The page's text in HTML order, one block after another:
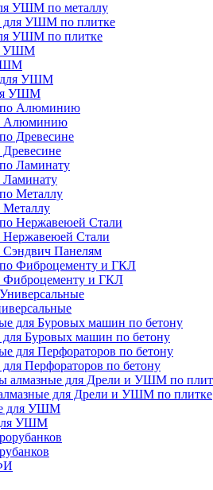
УШМ по металлу
УШМ по плитке
УШМ
Алюминию
Стали
Панелям
Фиброцементу и ГКЛ
Буровых машин по бетону
Перфораторов по бетону
для Дрели и УШМ по плитке
УШМ